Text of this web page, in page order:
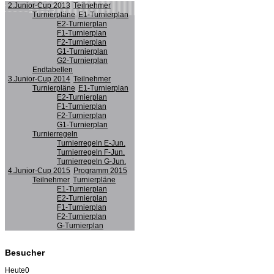
2.Junior-Cup 2013 Teilnehmer
Turnierpläne E1-Turnierplan
E2-Turnierplan
F1-Turnierplan
F2-Turnierplan
G1-Turnierplan
G2-Turnierplan
Endtabellen
3.Junior-Cup 2014 Teilnehmer
Turnierpläne E1-Turnierplan
E2-Turnierplan
F1-Turnierplan
F2-Turnierplan
G1-Turnierplan
Turnierregeln
Turnierregeln E-Jun.
Turnierregeln F-Jun.
Turnierregeln G-Jun.
4.Junior-Cup 2015 Programm 2015
Teilnehmer Turnierpläne
E1-Turnierplan
E2-Turnierplan
F1-Turnierplan
F2-Turnierplan
G-Turnierplan
Besucher
Heute0